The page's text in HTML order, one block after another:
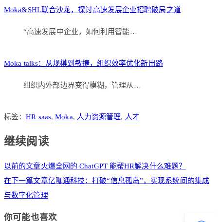
Moka&SHL联合沙龙，探讨高速发展企业招聘破局之道
“高速发展中企业，如何利用智能…
Moka talks：从规模到敏捷，组织效率优化新出路
组织内外部边界变得模糊，管理从…
标签：HR saas,Moka, 人力资源管理, 人才
继续阅读
以前的文章火爆全网的 ChatGPT 能帮HR解决什么难题？
在下一篇文章亿咖通科技：打破“信息孤岛”，实现系统间的集成
与数字化管理
你可能也喜欢